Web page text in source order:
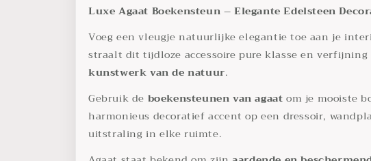
Luxe Agaat Boekensteun – Elegante Edelsteen
Voeg een vleugje natuurlijke elegantie toe aan je
straalt dit tijdloze accessoire pure klasse en
kunstwerk van de natuur.
Gebruik de boekensteunen van agaat om je mooiste
harmonieus decoratief accent op een dressoir,
uitstraling in elke ruimte.